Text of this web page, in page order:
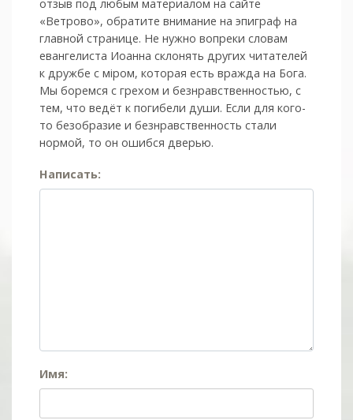
отзыв под любым материалом на сайте
«Ветрово», обратите внимание на эпиграф на
главной странице. Не нужно вопреки словам
евангелиста Иоанна склонять других читателей
к дружбе с мiром, которая есть вражда на Бога.
Мы боремся с грехом и без­нрав­ствен­ностью, с
тем, что ведёт к погибели души. Если для кого-
то безобразие и безнравственность стали
нормой, то он ошибся дверью.
Написать:
Имя: